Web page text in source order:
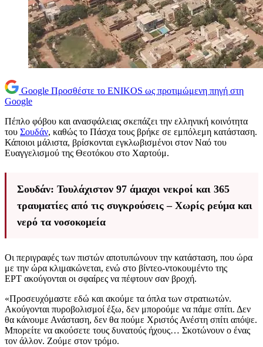
Google Προσθέστε το ENIKOS ως προτιμώμενη πηγή στη
Google
Πέπλο φόβου και ανασφάλειας σκεπάζει την ελληνική κοινότητα
του Σουδάν, καθώς το Πάσχα τους βρήκε σε εμπόλεμη κατάσταση.
Κάποιοι μάλιστα, βρίσκονται εγκλωβισμένοι στον Ναό του
Ευαγγελισμού της Θεοτόκου στο Χαρτούμ.
Σουδάν: Τουλάχιστον 97 άμαχοι νεκροί και 365
τραυματίες από τις συγκρούσεις – Χωρίς ρεύμα και
νερό τα νοσοκομεία
Οι περιγραφές των πιστών αποτυπώνουν την κατάσταση, που ώρα
με την ώρα κλιμακώνεται, ενώ στο βίντεο-ντοκουμέντο της
ΕΡΤ ακούγονται οι σφαίρες να πέφτουν σαν βροχή.
«Προσευχόμαστε εδώ και ακούμε τα όπλα των στρατιωτών.
Ακούγονται πυροβολισμοί έξω, δεν μπορούμε να πάμε σπίτι. Δεν
θα κάνουμε Ανάσταση, δεν θα πούμε Χριστός Ανέστη σπίτι απόψε.
Μπορείτε να ακούσετε τους δυνατούς ήχους… Σκοτώνουν ο ένας
τον άλλον. Ζούμε στον τρόμο.